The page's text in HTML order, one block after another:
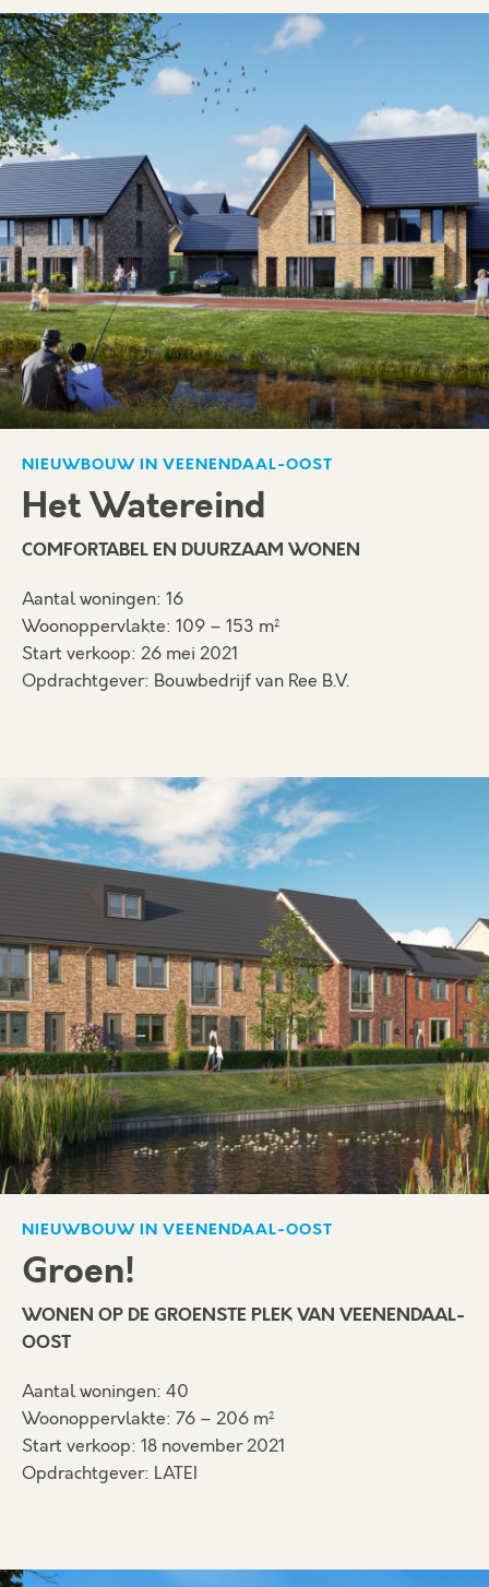
NIEUWBOUW IN VEENENDAAL-OOST
Het Watereind
COMFORTABEL EN DUURZAAM WONEN
Aantal woningen: 16
Woonoppervlakte: 109 – 153 m²
Start verkoop: 26 mei 2021
Opdrachtgever: Bouwbedrijf van Ree B.V.
NIEUWBOUW IN VEENENDAAL-OOST
Groen!
WONEN OP DE GROENSTE PLEK VAN VEENENDAAL-
OOST
Aantal woningen: 40
Woonoppervlakte: 76 – 206 m²
Start verkoop: 18 november 2021
Opdrachtgever: LATEI